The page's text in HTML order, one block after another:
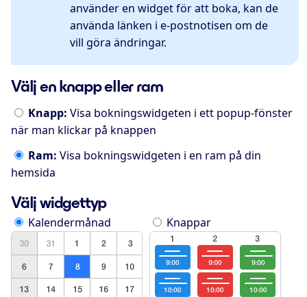
använder en widget för att boka, kan de
använda länken i e-postnotisen om de
vill göra ändringar.
Välj en knapp eller ram
Knapp: Visa bokningswidgeten i ett popup-fönster
när man klickar på knappen
Ram: Visa bokningswidgeten i en ram på din
hemsida
Välj widgettyp
Kalendermånad Knappar